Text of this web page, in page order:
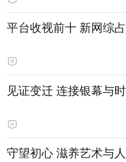
平台收视前十 新网综
见证变迁 连接银幕与
守望初心 滋养艺术与